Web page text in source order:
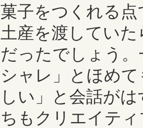
菓子をつくれる
土産を渡してい
だったでしょう
シャレ」とほめ
しい」と会話が
ちもクリエイテ